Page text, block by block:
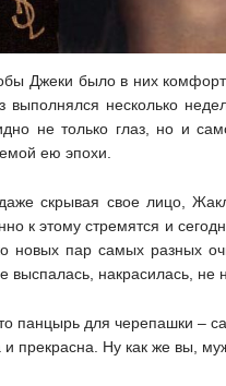
Джеки было в них
несколько
не только глаз, но и
ею эпохи.
скрывая свое лицо,
к этому стремятся и
новых пар самых разных
выспалась, накрасилась, не
панцырь для черепашки –
прекрасна. Ну как же вы,